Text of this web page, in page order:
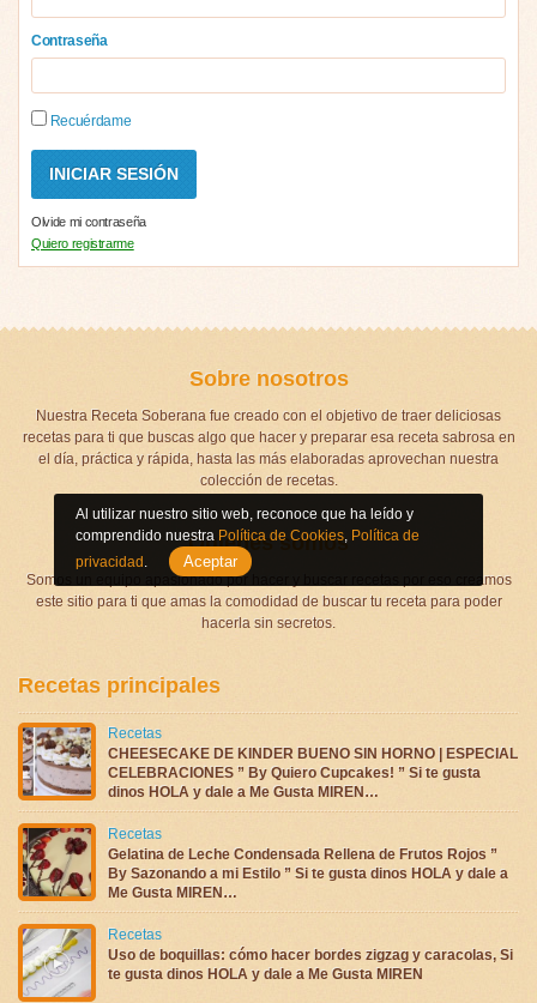
Contraseña
Recuérdame
Olvide mi contraseña
Quiero registrarme
Sobre nosotros
Nuestra Receta Soberana fue creado con el objetivo de traer deliciosas
recetas para ti que buscas algo que hacer y preparar esa receta sabrosa en
el día, práctica y rápida, hasta las más elaboradas aprovechan nuestra
colección de recetas.
Quienes somos
Somos un equipo apasionado por hacer y buscar recetas por eso creamos
este sitio para ti que amas la comodidad de buscar tu receta para poder
hacerla sin secretos.
Recetas principales
Recetas
CHEESECAKE DE KINDER BUENO SIN HORNO | ESPECIAL
CELEBRACIONES ” By Quiero Cupcakes! ” Si te gusta
dinos HOLA y dale a Me Gusta MIREN…
Recetas
Gelatina de Leche Condensada Rellena de Frutos Rojos ”
By Sazonando a mi Estilo ” Si te gusta dinos HOLA y dale a
Me Gusta MIREN…
Recetas
Uso de boquillas: cómo hacer bordes zigzag y caracolas, Si
te gusta dinos HOLA y dale a Me Gusta MIREN
Al utilizar nuestro sitio web, reconoce que ha leído y
comprendido nuestra Política de Cookies, Política de
privacidad . Aceptar